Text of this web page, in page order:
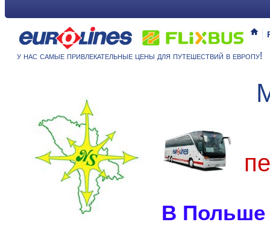
у нас самые привлекательные цены для путешествий в европу!
В Польше